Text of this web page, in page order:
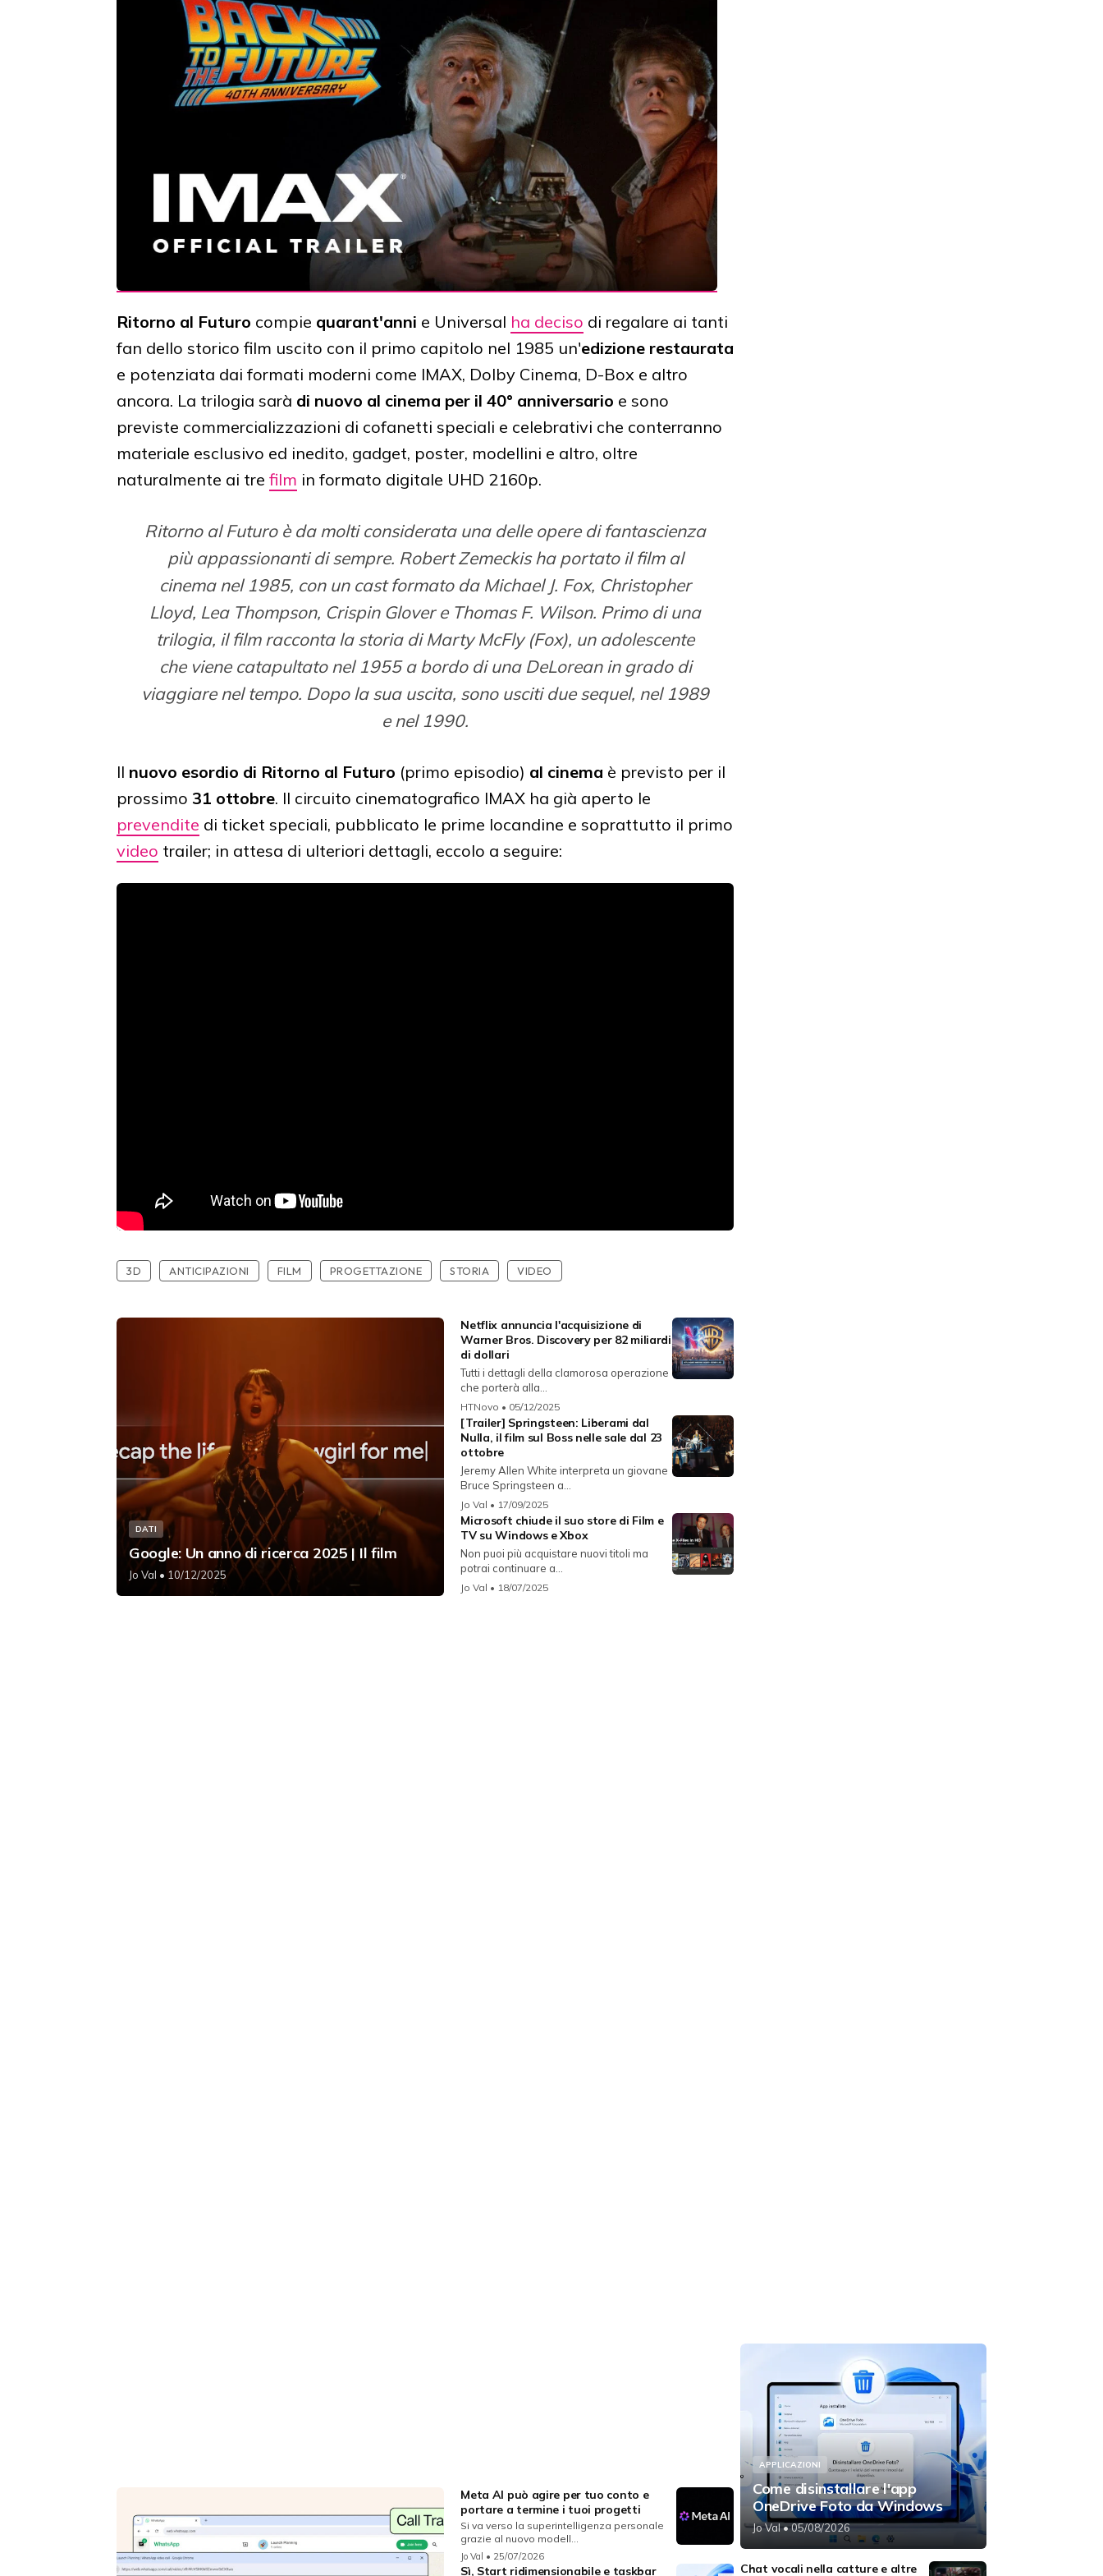
Ritorno al Futuro compie quarant'anni e Universal ha deciso di regalare ai tanti
fan dello storico film uscito con il primo capitolo nel 1985 un'edizione restaurata
e potenziata dai formati moderni come IMAX, Dolby Cinema, D-Box e altro
ancora. La trilogia sarà di nuovo al cinema per il 40° anniversario e sono
previste commercializzazioni di cofanetti speciali e celebrativi che conterranno
materiale esclusivo ed inedito, gadget, poster, modellini e altro, oltre
naturalmente ai tre film in formato digitale UHD 2160p.
Ritorno al Futuro è da molti considerata una delle opere di fantascienza
più appassionanti di sempre. Robert Zemeckis ha portato il film al
cinema nel 1985, con un cast formato da Michael J. Fox, Christopher
Lloyd, Lea Thompson, Crispin Glover e Thomas F. Wilson. Primo di una
trilogia, il film racconta la storia di Marty McFly (Fox), un adolescente
che viene catapultato nel 1955 a bordo di una DeLorean in grado di
viaggiare nel tempo. Dopo la sua uscita, sono usciti due sequel, nel 1989
e nel 1990.
Il nuovo esordio di Ritorno al Futuro (primo episodio) al cinema è previsto per il
prossimo 31 ottobre. Il circuito cinematografico IMAX ha già aperto le
prevendite di ticket speciali, pubblicato le prime locandine e soprattutto il primo
video trailer; in attesa di ulteriori dettagli, eccolo a seguire:
3D ANTICIPAZIONI FILM PROGETTAZIONE STORIA VIDEO
DATI
Google: Un anno di ricerca 2025 | Il film
Jo Val • 10/12/2025
Netflix annuncia l'acquisizione di
Warner Bros. Discovery per 82 miliardi
di dollari
Tutti i dettagli della clamorosa operazione
che porterà alla...
HTNovo • 05/12/2025
[Trailer] Springsteen: Liberami dal
Nulla, il film sul Boss nelle sale dal 23
ottobre
Jeremy Allen White interpreta un giovane
Bruce Springsteen a...
Jo Val • 17/09/2025
Microsoft chiude il suo store di Film e
TV su Windows e Xbox
Non puoi più acquistare nuovi titoli ma
potrai continuare a...
Jo Val • 18/07/2025
Meta AI può agire per tuo conto e
portare a termine i tuoi progetti
Si va verso la superintelligenza personale
grazie al nuovo modell...
Jo Val • 25/07/2026
Sì, Start ridimensionabile e taskbar
APPLICAZIONI
Come disinstallare l'app
OneDrive Foto da Windows
Jo Val• 05/08/2026
Chat vocali nella catture e altre